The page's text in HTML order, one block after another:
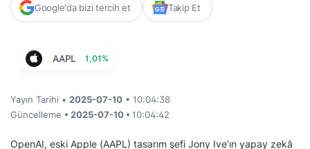
Google'da bizi tercih et Takip Et
AAPL 1,01%
Yayın Tarihi • 2025-07-10 • 10:04:38
Güncelleme • 2025-07-10 • 10:04:42
OpenAI, eski Apple (AAPL) tasarım şefi Jony Ive’ın yapay zekâ